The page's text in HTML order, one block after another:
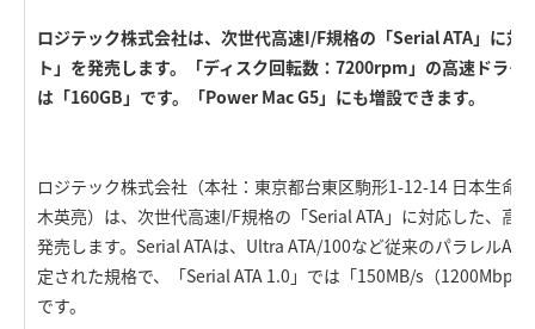
ロジテック株式会社は、次世代高速I/F規格の「Serial ATA」に対
ト」を発売します。「ディスク回転数：7200rpm」の高速ドライ
は「160GB」です。「Power Mac G5」にも増設できます。
ロジテック株式会社（本社：東京都台東区駒形1-12-14 日本生
木英亮）は、次世代高速I/F規格の「Serial ATA」に対応した、高
発売します。Serial ATAは、Ultra ATA/100など従来のパラレル
定された規格で、「Serial ATA 1.0」では「150MB/s（1200Mbps
です。